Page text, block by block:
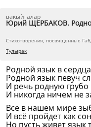
вакыйгалар
Юрий ЩЕРБАКОВ.
Стихотворения, посвященные
Тулырак
Родной язык в
Родной язык певуч
И речь родную грубо
И никогда ничем не
Все в нашем мире
И всё пройдет как
Но пусть живет язык